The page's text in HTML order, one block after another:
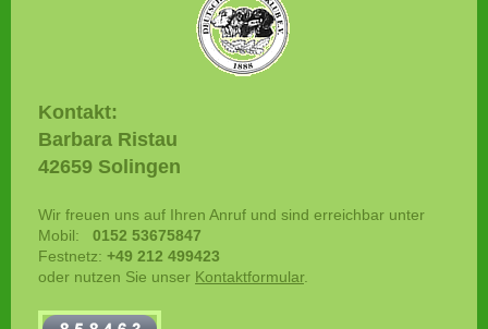
Kontakt:
Barbara Ristau
42659 Solingen
Wir freuen uns auf Ihren Anruf und sind erreichbar unter
Mobil: 0152 53675847
Festnetz: +49 212 499423
oder nutzen Sie unser Kontaktformular.